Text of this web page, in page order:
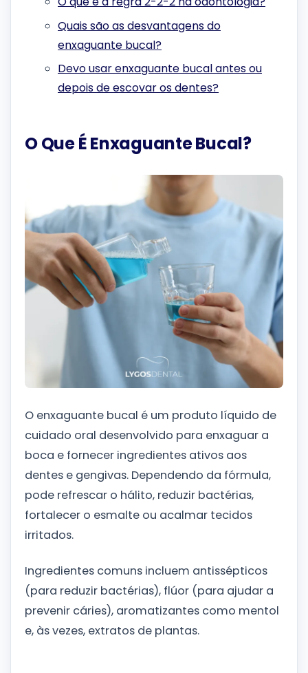
Quais são as desvantagens do
enxaguante bucal?
Devo usar enxaguante bucal antes ou
depois de escovar os dentes?
O Que É Enxaguante Bucal?
O enxaguante bucal é um produto líquido de
cuidado oral desenvolvido para enxaguar a
boca e fornecer ingredientes ativos aos
dentes e gengivas. Dependendo da fórmula,
pode refrescar o hálito, reduzir bactérias,
fortalecer o esmalte ou acalmar tecidos
irritados.
Ingredientes comuns incluem antissépticos
(para reduzir bactérias), flúor (para ajudar a
prevenir cáries), aromatizantes como mentol
e, às vezes, extratos de plantas.